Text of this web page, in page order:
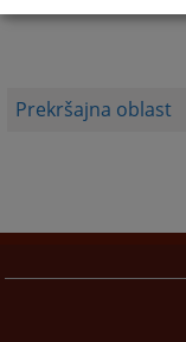
Prekršajna oblast